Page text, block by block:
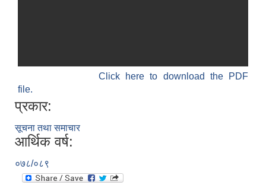
Click here to download the PDF
file.
प्रकार:
सूचना तथा समाचार
आर्थिक वर्ष:
०७८/०८९